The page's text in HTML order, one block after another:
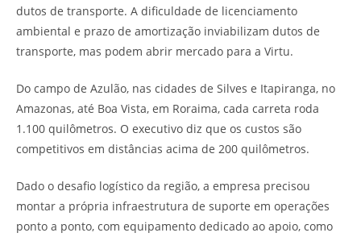
dutos de transporte. A dificuldade de licenciamento
ambiental e prazo de amortização inviabilizam dutos de
transporte, mas podem abrir mercado para a Virtu.
Do campo de Azulão, nas cidades de Silves e Itapiranga, no
Amazonas, até Boa Vista, em Roraima, cada carreta roda
1.100 quilômetros. O executivo diz que os custos são
competitivos em distâncias acima de 200 quilômetros.
Dado o desafio logístico da região, a empresa precisou
montar a própria infraestrutura de suporte em operações
ponto a ponto, com equipamento dedicado ao apoio, como